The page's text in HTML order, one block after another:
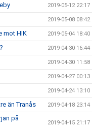
2019-05-12 22:17
2019-05-08 08:42
mot HIK 2019-05-04 18:40
2019-04-30 16:44
2019-04-30 11:58
2019-04-27 00:13
2019-04-24 13:10
än Tranås 2019-04-18 23:14
på
2019-04-15 21:17